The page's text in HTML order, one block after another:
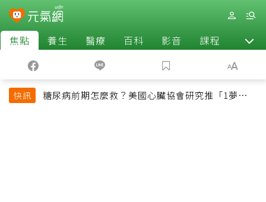
焦點 養生 醫療 百科 影音 課程 退休
快訊
糖尿病前期怎麼救？美國心臟協會研究推「1夢幻水